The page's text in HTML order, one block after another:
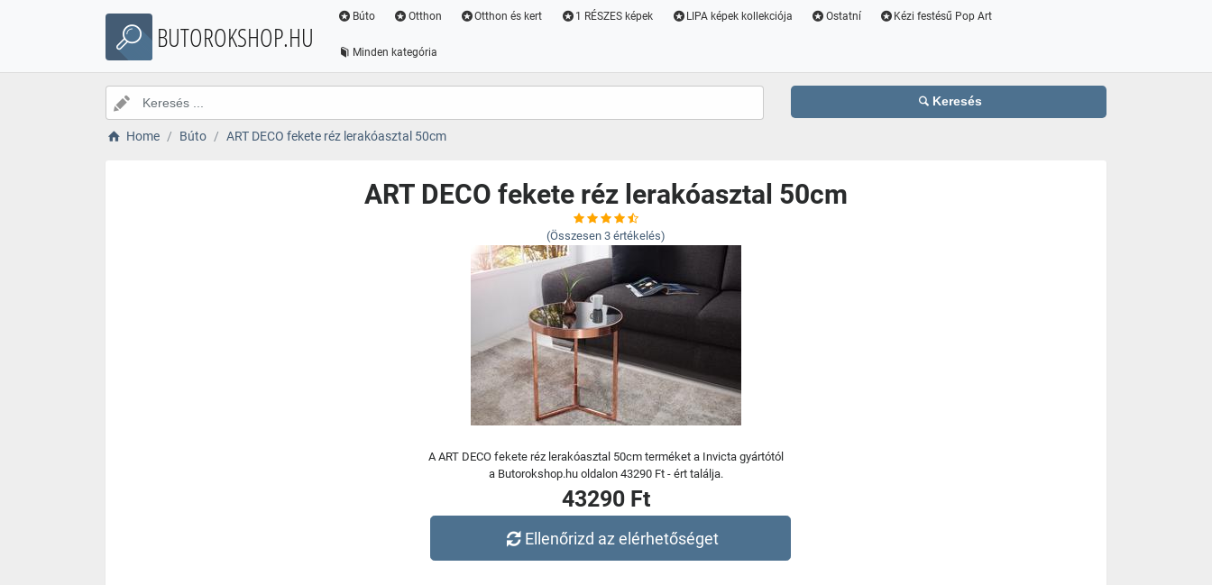
BUTOROKSHOP.HU
Búto Otthon Otthon és kert 1 RÉSZES képek LIPA képek kollekciója Ostatní Kézi festésű Pop Art
Minden kategória
Keresés
Home Búto ART DECO fekete réz lerakóasztal 50cm
ART DECO fekete réz lerakóasztal 50cm
(Összesen 3 értékelés)
A ART DECO fekete réz lerakóasztal 50cm terméket a Invicta gyártótól
a Butorokshop.hu oldalon 43290 Ft - ért találja.
43290 Ft
Ellenőrizd az elérhetőséget